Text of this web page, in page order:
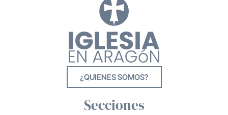
¿QUIENES SOMOS?
Secciones